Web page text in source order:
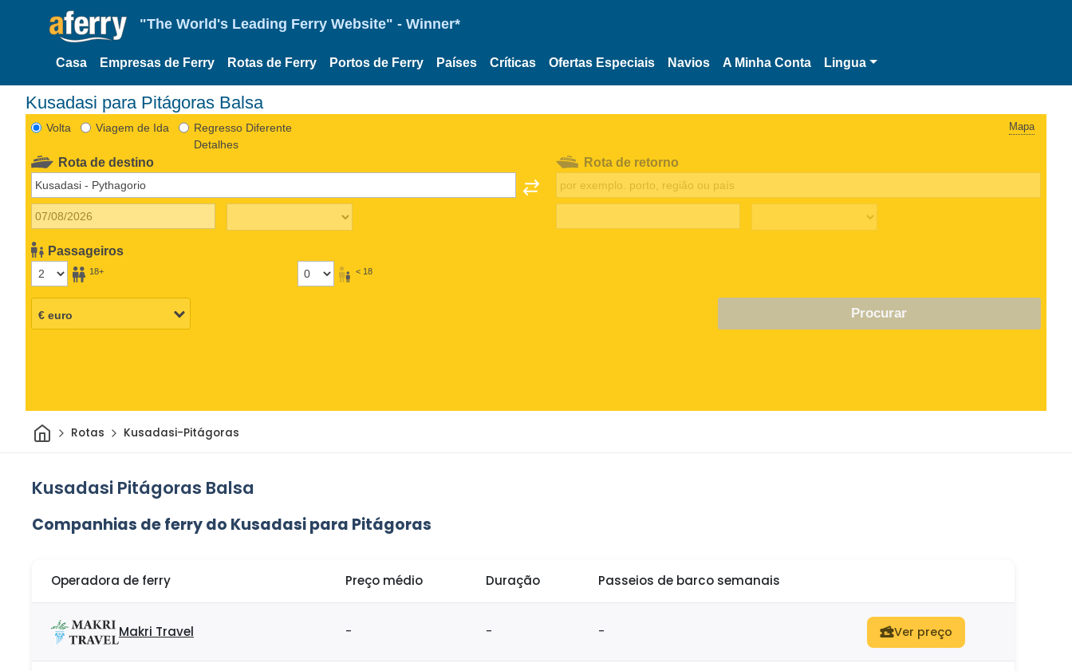
"The World's Leading Ferry Website" - Winner*
Casa Empresas de Ferry Rotas de Ferry Portos de Ferry Países Críticas Ofertas Especiais Navios A Minha Conta Lingua
Kusadasi para Pitágoras Balsa
Volta Viagem de Ida
Regresso Diferente
Detalhes
Mapa
Rota de destino
Passageiros
18+ < 18
Rota de retorno
Procurar
CasaRotas Kusadasi-Pitágoras
Kusadasi Pitágoras Balsa
Companhias de ferry do Kusadasi para Pitágoras
Operadora de ferry Preço médio Duração Passeios de barco semanais
Makri Travel - - - Ver preço